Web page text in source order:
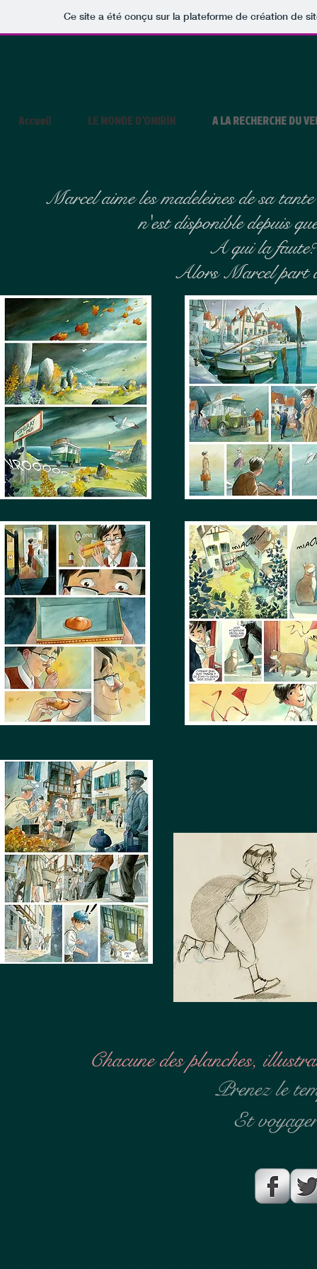
Ce site a été conçu sur la plateforme de création de
Accueil LE MONDE D'ONIRÏN A LA RECHERCHE DU
Marcel aime les madeleines de sa
n'est disponible depuis
A qui la
Alors Marcel part
Chacune des planches,
Prenez le
Et